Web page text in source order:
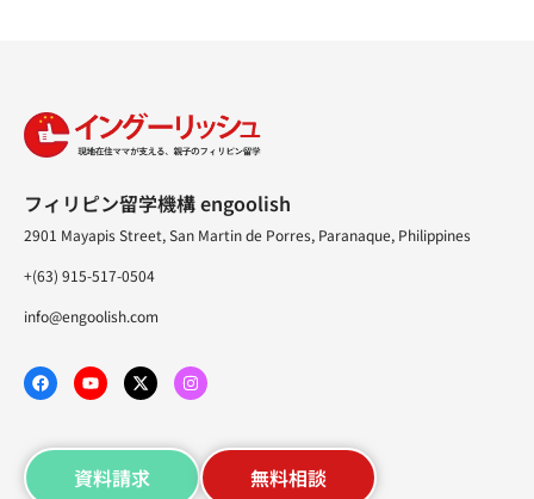
フィリピン留学機構 engoolish
2901 Mayapis Street, San Martin de Porres, Paranaque, Philippines
+(63) 915-517-0504
info@engoolish.com
資料請求 無料相談